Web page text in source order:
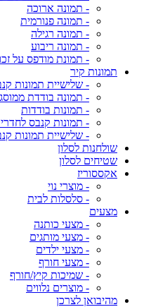
- תמונה ארוכה
- תמונה פנורמית
- תמונה רגילה
- תמונה ריבוע
- תמונת מודפס על
תמונות קיר
- שלישיית תמונות
- תמונה בודדת
- תמונות בודדות
- תמונות קנבס לחדרי
- שלישיית תמונות
שולחנות לסלון
שטיחים לסלון
אקססוריז
- מוצרי נוי
- סלסלות לבית
מצעים
- מצעי כותנה
- מצעי מותגים
- מצעי ילדים
- מצעי חורף
- שמיכות קיץ/חורף
- מוצרים נלווים
מהיבואן לצרכן